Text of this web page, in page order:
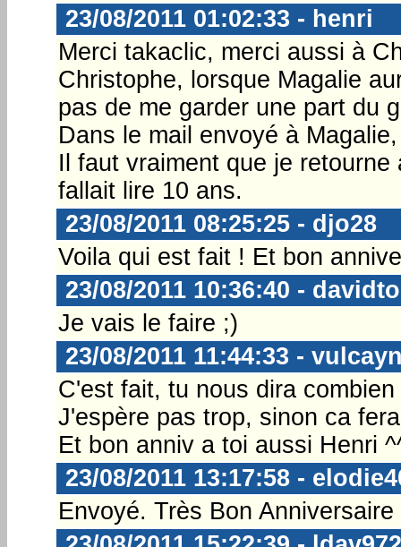
23/08/2011 01:02:33 - henri
Merci takaclic, merci aussi à
Christophe, lorsque Magalie
pas de me garder une part du
Dans le mail envoyé à
Il faut vraiment que je
fallait lire 10 ans.
23/08/2011 08:25:25 - djo28
Voila qui est fait ! Et bon
23/08/2011 10:36:40 -
Je vais le faire ;)
23/08/2011 11:44:33 -
C'est fait, tu nous dira
J'espère pas trop, sinon ca
Et bon anniv a toi aussi Henri
23/08/2011 13:17:58 -
Envoyé. Très Bon